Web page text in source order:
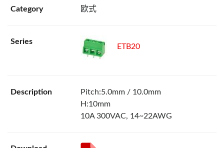
欧式
ETB20
Pitch:5.0mm / 10.0mm
H:10mm
10A 300VAC, 14~22AWG